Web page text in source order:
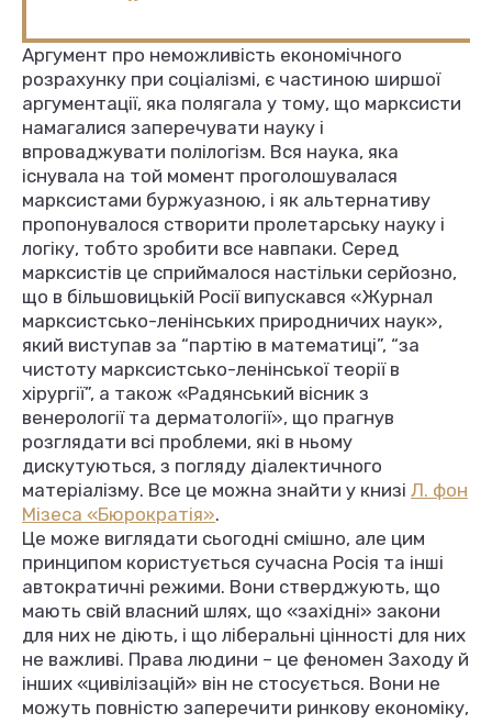
Аргумент про неможливість економічного
розрахунку при соціалізмі, є частиною ширшої
аргументації, яка полягала у тому, що марксисти
намагалися заперечувати науку і
впроваджувати полілогізм. Вся наука, яка
існувала на той момент проголошувалася
марксистами буржуазною, і як альтернативу
пропонувалося створити пролетарську науку і
логіку, тобто зробити все навпаки. Серед
марксистів це сприймалося настільки серйозно,
що в більшовицькій Росії випускався «Журнал
марксистсько-ленінських природничих наук»,
який виступав за “партію в математиці”, “за
чистоту марксистсько-ленінської теорії в
хірургії”, а також «Радянський вісник з
венерології та дерматології», що прагнув
розглядати всі проблеми, які в ньому
дискутуються, з погляду діалектичного
матеріалізму. Все це можна знайти у книзі Л. фон
Мізеса «Бюрократія».
Це може виглядати сьогодні смішно, але цим
принципом користується сучасна Росія та інші
автократичні режими. Вони стверджують, що
мають свій власний шлях, що «західні» закони
для них не діють, і що ліберальні цінності для них
не важливі. Права людини – це феномен Заходу й
інших «цивілізацій» він не стосується. Вони не
можуть повністю заперечити ринкову економіку,